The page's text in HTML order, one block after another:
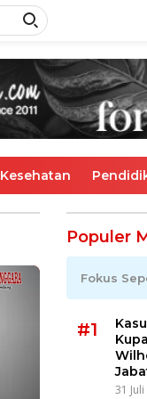
Kesehatan
Populer
Fokus
#1
31